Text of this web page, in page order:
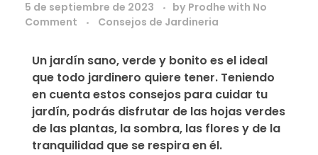
5 de septiembre de 2023 by Prodhe with No
Comment
Consejos de Jardineria
Un jardín sano, verde y bonito es el ideal
que todo jardinero quiere tener. Teniendo
en cuenta estos consejos para cuidar tu
jardín, podrás disfrutar de las hojas verdes
de las plantas, la sombra, las flores y de la
tranquilidad que se respira en él.